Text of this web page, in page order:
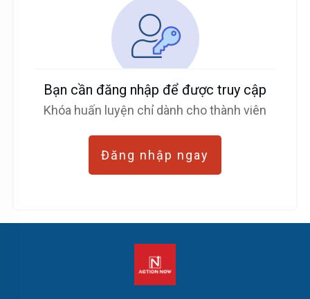
Bạn cần đăng nhập để được truy cập
Khóa huấn luyện chỉ dành cho thành viên
Đăng nhập ngay